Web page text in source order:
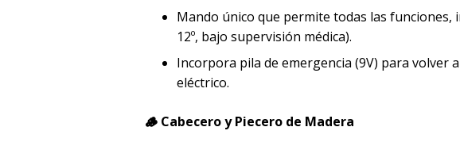
Mando único que permite todas las
12º, bajo supervisión médica).
Incorpora pila de emergencia (9V) para volver
eléctrico.
🪵 Cabecero y Piecero de Madera